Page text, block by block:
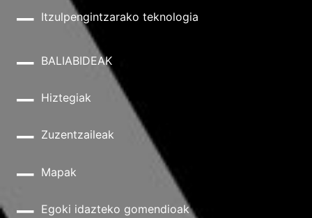
Itzulpengintzarako teknologia
BALIABIDEAK
Hiztegiak
Zuzentzaileak
Mapak
Egoki idazteko gomendioak